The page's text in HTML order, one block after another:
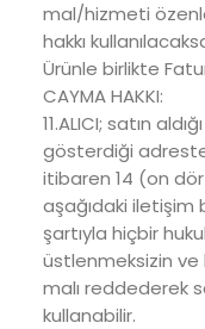
mal/hizmeti
hakkı
Ürünle birlikte
CAYMA HAKKI:
11.ALICI; satın
gösterdiği
itibaren 14 (on
aşağıdaki iletişim
şartıyla hiçbir
üstlenmeksizin
malı reddederek
kullanabilir.